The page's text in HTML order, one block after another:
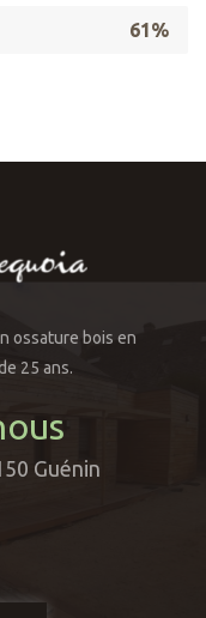
61%
ossature bois en
25 ans.
Guénin